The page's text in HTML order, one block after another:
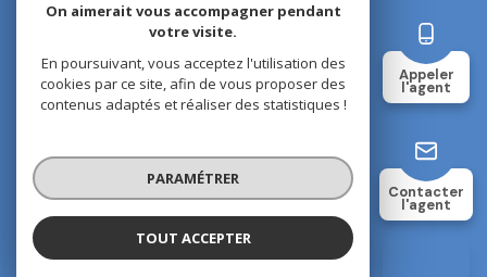
Isabelle HAM
Appeler
l'agent
Contacter
l'agent
Cookies
© 2026 | Tous droits réservés
Réalisé par
On aimerait vous accompagner pendant
votre visite.
En poursuivant, vous acceptez l'utilisation des
cookies par ce site, afin de vous proposer des
contenus adaptés et réaliser des statistiques !
PARAMÉTRER
TOUT ACCEPTER